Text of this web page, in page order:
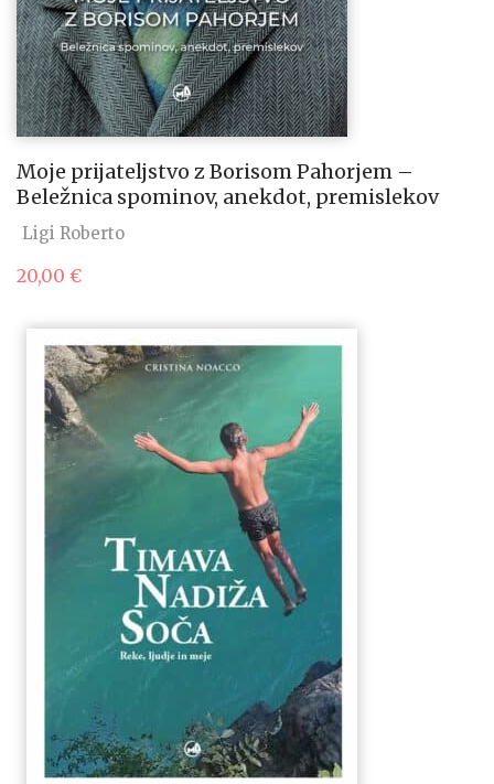
Moje prijateljstvo z Borisom Pahorjem –
Beležnica spominov, anekdot, premislekov
Ligi Roberto
20,00 €